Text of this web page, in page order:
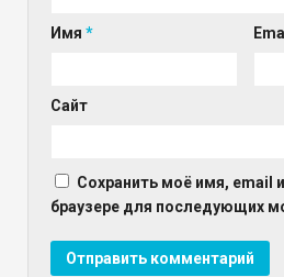
Имя *
Сайт
Сохранить моё имя, email
браузере для последующих